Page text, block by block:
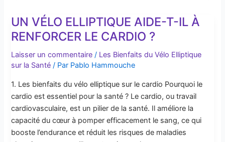
UN VÉLO ELLIPTIQUE AIDE-T-IL À
RENFORCER LE CARDIO ?
Laisser un commentaire / Les Bienfaits du Vélo Elliptique
sur la Santé / Par Pablo Hammouche
1. Les bienfaits du vélo elliptique sur le cardio Pourquoi le
cardio est essentiel pour la santé ? Le cardio, ou travail
cardiovasculaire, est un pilier de la santé. Il améliore la
capacité du cœur à pomper efficacement le sang, ce qui
booste l’endurance et réduit les risques de maladies
Un
vélo
aide-
t-
il
renforcer
cardio